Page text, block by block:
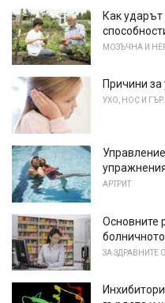
Как ударът
МОЗЪЧНА И
Причини за
УХО, НОС И
АРТРИТ
Основните
ЗА ЗДРАВНИТЕ